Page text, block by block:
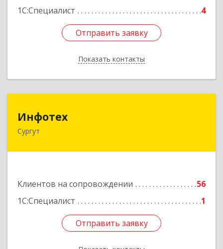
1С:Специалист
4
Отправить заявку
Показать контакты
Отправить заявку
Назад
Инфотех
Сургут
Клиентов на сопровождении
56
1С:Специалист
1
Отправить заявку
628400, Ханты-Мансийский Автономный округ
Отправить заявку